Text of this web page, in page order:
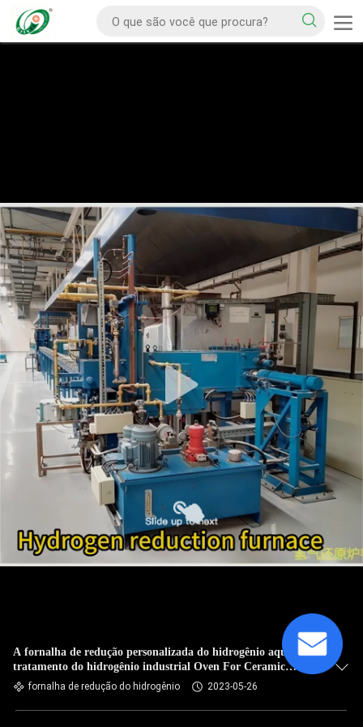
A fornalha de redução personalizada do hidrogênio aquece o
tratamento do hidrogênio industrial Oven For Ceramic
Metallization
fornalha de redução do hidrogênio 2023-05-26